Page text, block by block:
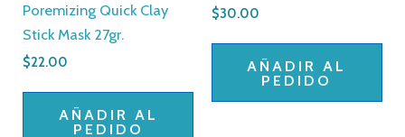
Poremizing Quick Clay
Stick Mask 27gr.
$22.00
AÑADIR AL
PEDIDO
$30.00
AÑADIR AL
PEDIDO